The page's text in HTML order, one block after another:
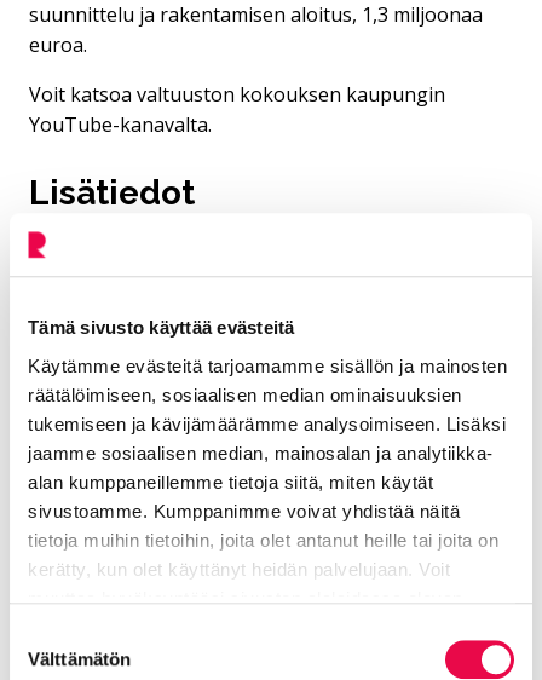
Tämä sivusto käyttää evästeitä
Käytämme evästeitä tarjoamamme sisällön ja mainosten
räätälöimiseen, sosiaalisen median ominaisuuksien
tukemiseen ja kävijämäärämme analysoimiseen. Lisäksi
jaamme sosiaalisen median, mainosalan ja analytiikka-
alan kumppaneillemme tietoja siitä, miten käytät
sivustoamme. Kumppanimme voivat yhdistää näitä
tietoja muihin tietoihin, joita olet antanut heille tai joita on
kerätty, kun olet käyttänyt heidän palvelujaan. Voit
valinta
Välttämätön
suunnittelu ja rakentamisen aloitus, 1,3 miljoonaa
euroa.
Voit katsoa valtuuston kokouksen kaupungin
YouTube-kanavalta.
Lisätiedot
Lue aiempi uutinen aiheesta: Kaupunginhallitus
Lue aiempi uutinen aiheesta: Kaupunginjohtajan
ehdotus kaupungin talousarvioksi 2026 ja
taloussuunnitelmaksi vuosille 2026–2028
(30.10.2025).
Kaupunginvaltuuston esityslista 10. marraskuuta
2025 (kunta2.riihimaki.fi).
Kaupungin talous -sivu